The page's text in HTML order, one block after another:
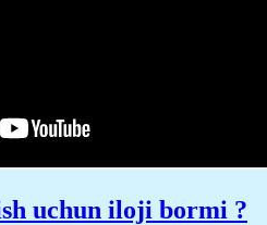
uchun iloji bormi ?